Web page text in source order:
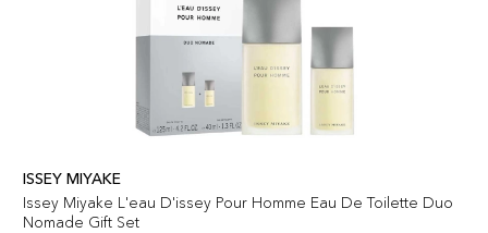
ISSEY MIYAKE
Issey Miyake L'eau D'issey Pour Homme Eau De Toilette Duo
Nomade Gift Set